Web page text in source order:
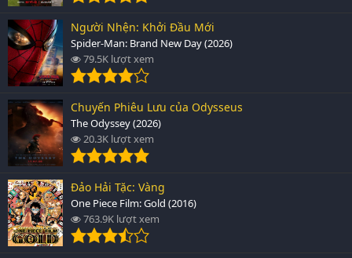
Người Nhện: Khởi Đầu Mới
Spider-Man: Brand New Day (2026)
79.5K lượt xem
Chuyến Phiêu Lưu của Odysseus
The Odyssey (2026)
20.3K lượt xem
Đảo Hải Tặc: Vàng
One Piece Film: Gold (2016)
763.9K lượt xem